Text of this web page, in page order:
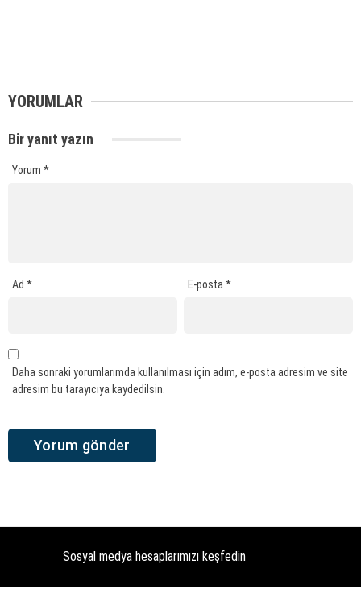
YORUMLAR
Bir yanıt yazın
Yorum *
Ad * E-posta*
Daha sonraki yorumlarımda kullanılması için adım, e-posta adresim ve site
adresim bu tarayıcıya kaydedilsin.
Sosyal medya hesaplarımızı keşfedin